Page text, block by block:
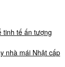
tinh tế ấn tượng
nhà mái Nhật cấp